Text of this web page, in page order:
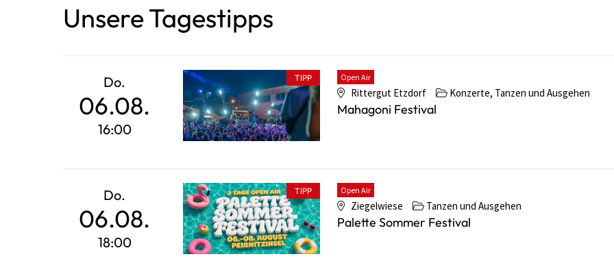
Unsere Tagestipps
Rittergut Etzdorf Konzerte, Tanzen und Ausgehen
TIPP
Do.
06.08.
16:00
Open Air
Mahagoni Festival
Ziegelwiese Tanzen und Ausgehen
TIPP
Do.
06.08.
18:00
Open Air
Palette Sommer Festival